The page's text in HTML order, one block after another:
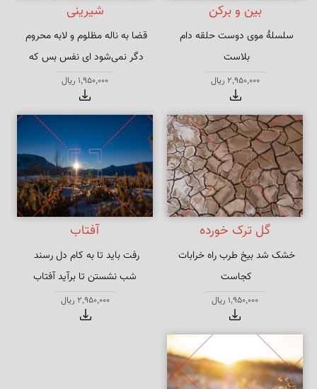
بین و برکن
سلسلهٔ موی دوست حلقه دام
هر که در این حلقه نیست فارغ از
این ماجراست
2,950,000 ریال
شیرینی
دگر نمی‌شود ای نفس بس که
کوشیدی
1,950,000 ریال
گل ترک خورده
خشک شد بیخ طرب راه خرابات
تا در آن آب و هوا نشو و نمایی
بکنیم
1,950,000 ریال
آفتاب
شب نشستن تا برآید آفتاب
2,950,000 ریال